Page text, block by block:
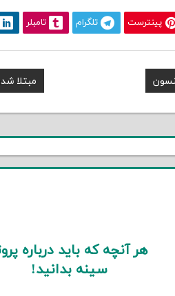
پینترست تلگرام تامبلر
Next
Post:
مبتلا
هر آنچه که باید درباره
سینه بدانید!